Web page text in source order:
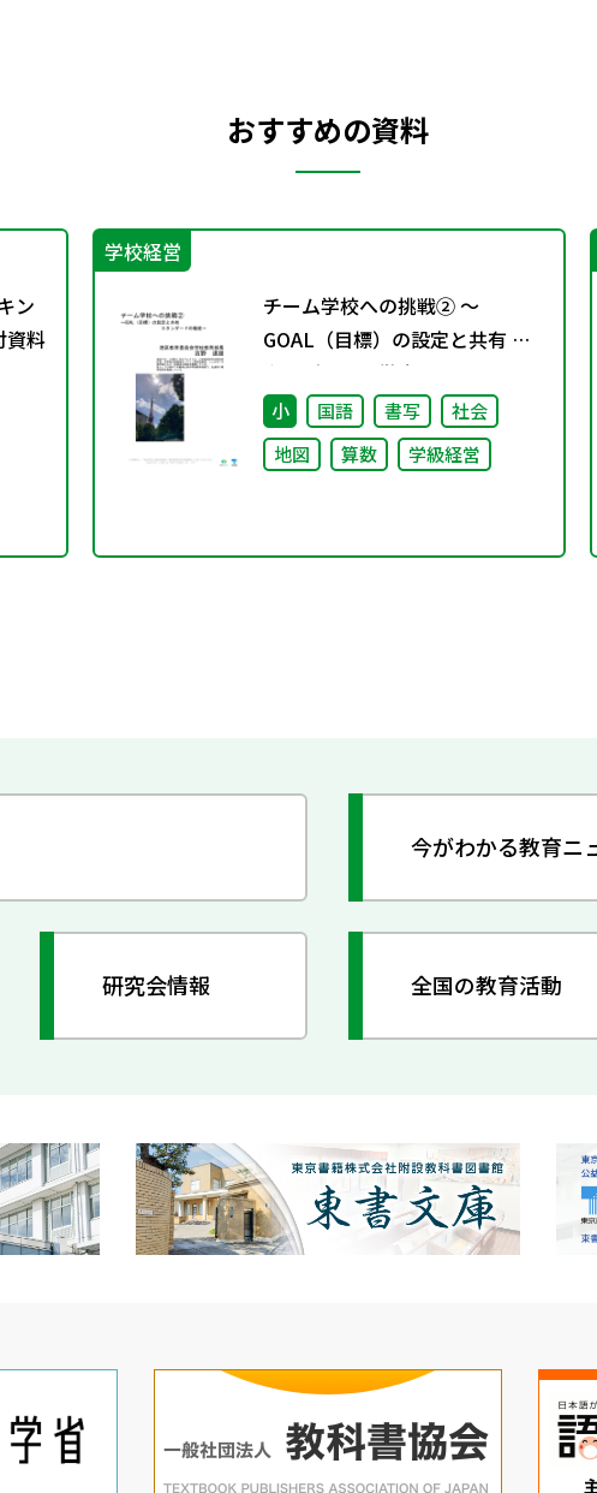
おすすめの資料
ン
料
学校経営
チーム学校への挑戦② ～
GOAL（目標）の設定と共有 ス
タンダードの徹底～
小 国語 書写
社会
地図
算数 学級経営
今がわかる教育ニ
研究会情報 全国の教育活動